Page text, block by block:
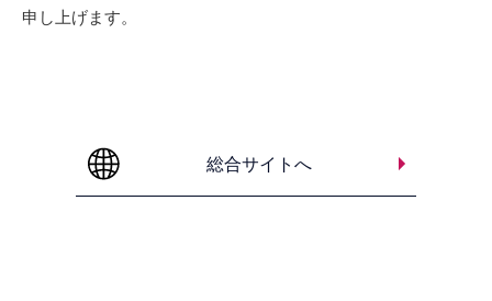
申し上げます。
総合サイトへ